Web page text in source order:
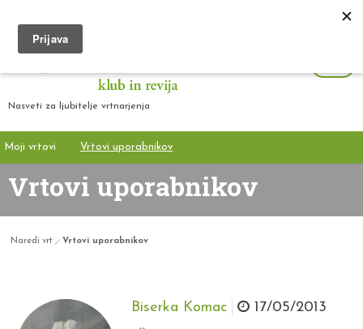
Nasveti za ljubitelje vrtnarjenja
Moji vrtovi Vrtovi uporabnikov
Vrtovi uporabnikov
Naredi vrt Vrtovi uporabnikov
Biserka Komac 17/05/2013